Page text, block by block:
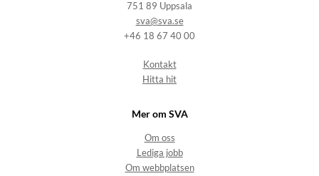
751 89 Uppsala
sva@sva.se
+46 18 67 40 00
Kontakt
Hitta hit
Mer om SVA
Om oss
Lediga jobb
Om webbplatsen